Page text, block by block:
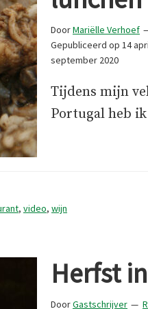
DoorMariëlle Verhoef
Gepubliceerd op 14
september 2020
Tijdens mijn
Portugal heb
, video, wijn
Herfst
DoorGastschrijver